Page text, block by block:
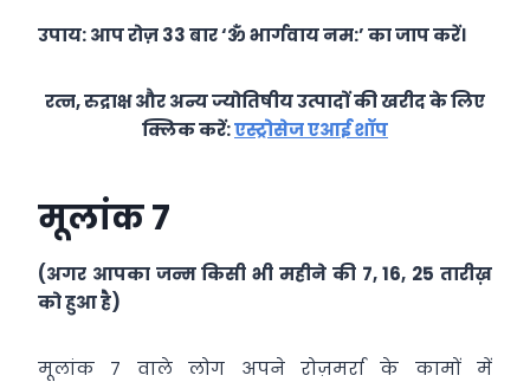
उपाय: आप रोज़ 33 बार ‘ॐ भार्गवाय नम:’ का जाप करें।
रत्न, रुद्राक्ष और अन्य ज्योतिषीय उत्पादों की खरीद के लिए
क्लिक करें:एस्ट्रोसेज एआई शॉप
मूलांक 7
(अगर आपका जन्म किसी भी महीने की 7, 16, 25 तारीख़
को हुआ है)
मूलांक 7 वाले लोग अपने रोज़मर्रा के कामों में